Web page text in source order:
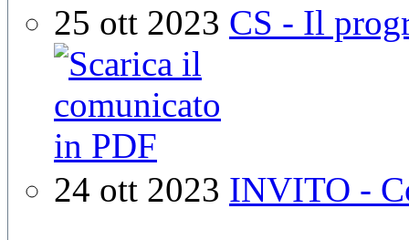
25 ott 2023 CS - Il
24 ott 2023 INVITO -